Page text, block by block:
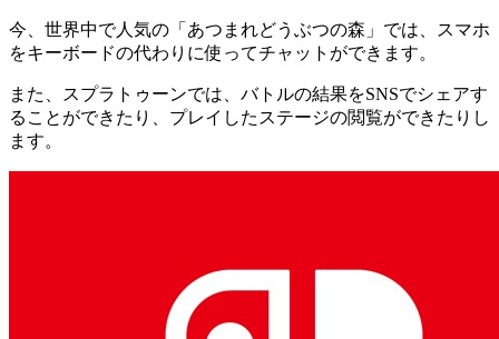
今、世界中で人気の「あつまれどうぶつの森」では、スマホ
をキーボードの代わりに使ってチャットができます。
また、スプラトゥーンでは、バトルの結果をSNSでシェアす
ることができたり、プレイしたステージの閲覧ができたりし
ます。